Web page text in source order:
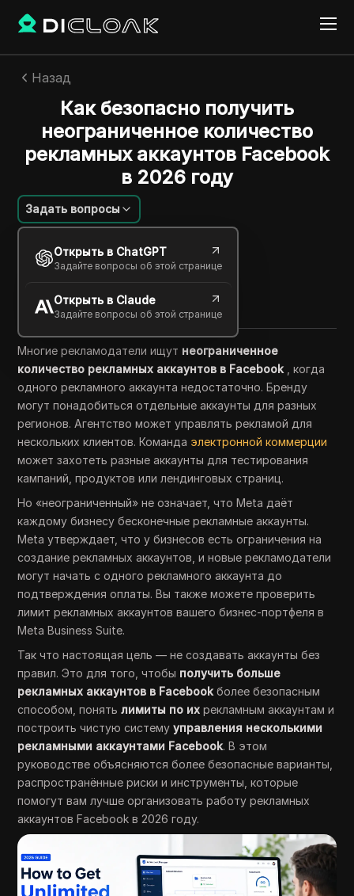
Назад
Как безопасно получить
неограниченное количество
рекламных аккаунтов Facebook
в 2026 году
Задать вопросы
Открыть в ChatGPT
Задайте вопросы об этой странице
Открыть в Claude
Задайте вопросы об этой странице
Jessica Wardell
29 мая 2026 5 минут
Copy Link
Многие рекламодатели ищут неограниченное
количество рекламных аккаунтов в Facebook , когда
одного рекламного аккаунта недостаточно. Бренду
могут понадобиться отдельные аккаунты для разных
регионов. Агентство может управлять рекламой для
нескольких клиентов. Команда электронной коммерции
может захотеть разные аккаунты для тестирования
кампаний, продуктов или лендинговых страниц.
Но «неограниченный» не означает, что Meta даёт
каждому бизнесу бесконечные рекламные аккаунты.
Meta утверждает, что у бизнесов есть ограничения на
создание рекламных аккаунтов, и новые рекламодатели
могут начать с одного рекламного аккаунта до
подтверждения оплаты. Вы также можете проверить
лимит рекламных аккаунтов вашего бизнес-портфеля в
Meta Business Suite.
Так что настоящая цель — не создавать аккаунты без
правил. Это для того, чтобы получить больше
рекламных аккаунтов в Facebook более безопасным
способом, понятьлимиты по их рекламным аккаунтам и
построить чистую системууправления несколькими
рекламными аккаунтами Facebook. В этом
руководстве объясняются более безопасные варианты,
распространённые риски и инструменты, которые
помогут вам лучше организовать работу рекламных
аккаунтов Facebook в 2026 году.